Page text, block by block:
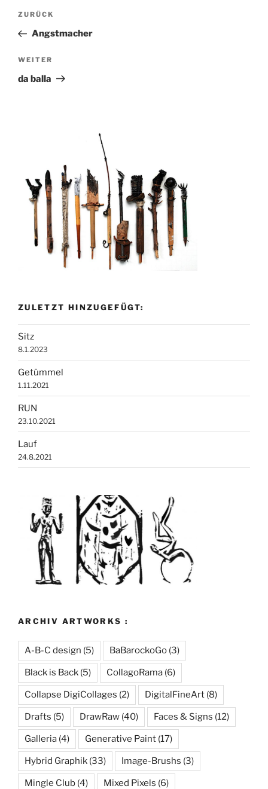
Beitragsnavigation
Vorheriger
Beitrag
ZURÜCK
Angstmacher
Nächster
Beitrag
WEITER
da balla
ZULETZT HINZUGEFÜGT:
Sitz
8.1.2023
Getümmel
1.11.2021
RUN
23.10.2021
Lauf
24.8.2021
ARCHIV ARTWORKS :
A-B-C design (5) BaBarockoGo (3)
Black is Back (5) CollagoRama (6)
Collapse DigiCollages (2) DigitalFineArt (8)
Drafts (5) DrawRaw (40) Faces & Signs (12)
Galleria (4) Generative Paint (17)
Hybrid Graphik (33) Image-Brushs (3)
Mingle Club (4) Mixed Pixels (6)